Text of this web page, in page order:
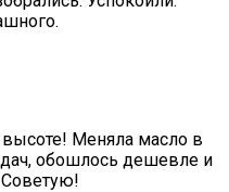
Меняла масло в
обошлось дешевле и
Советую!